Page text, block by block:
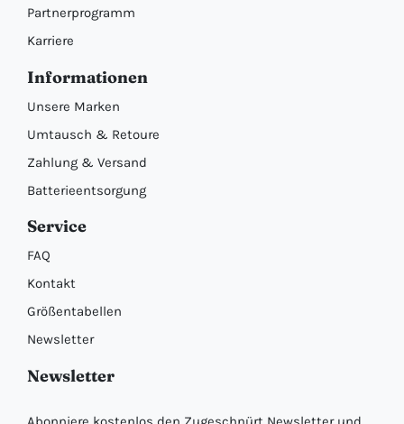
Partnerprogramm
Karriere
Informationen
Unsere Marken
Umtausch & Retoure
Zahlung & Versand
Batterieentsorgung
Service
FAQ
Kontakt
Größentabellen
Newsletter
Newsletter